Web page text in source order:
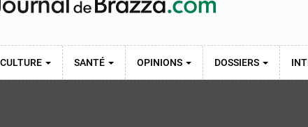
CULTURE SANTÉ OPINIONS DOSSIERS